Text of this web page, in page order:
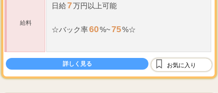
給料
日給7万円以上可能
☆バック率60%~75%☆
すべてのセラピストさんのお給料がこちらから
スタートとなります。
詳しく見る お気に入り